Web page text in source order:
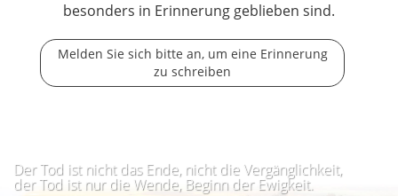
besonders in Erinnerung geblieben sind.
Melden Sie sich bitte an, um eine Erinnerung
zu schreiben
Der Tod ist nicht das Ende, nicht die Vergänglichkeit,
der Tod ist nur die Wende, Beginn der Ewigkeit.